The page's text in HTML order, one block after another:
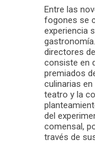
Entre las
fogones se
experiencia
directores
consiste en
premiados
culinarias
teatro y la
del
comensal,
través de